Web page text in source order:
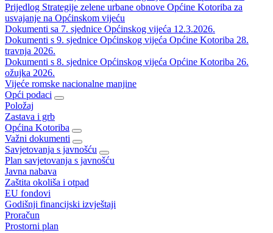
Prijedlog Strategije zelene urbane obnove Općine Kotoriba za
usvajanje na Općinskom vijeću
Dokumenti sa 7. sjednice Općinskog vijeća 12.3.2026.
Dokumenti s 9. sjednice Općinskog vijeća Općine Kotoriba 28.
travnja 2026.
Dokumenti s 8. sjednice Općinskog vijeća Općine Kotoriba 26.
ožujka 2026.
Vijeće romske nacionalne manjine
Opći podaci
Položaj
Zastava i grb
Općina Kotoriba
Važni dokumenti
Savjetovanja s javnošću
Plan savjetovanja s javnošću
Javna nabava
Zaštita okoliša i otpad
EU fondovi
Godišnji financijski izvještaji
Proračun
Prostorni plan